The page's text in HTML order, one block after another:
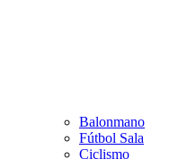
Balonmano
Fútbol Sala
Ciclismo